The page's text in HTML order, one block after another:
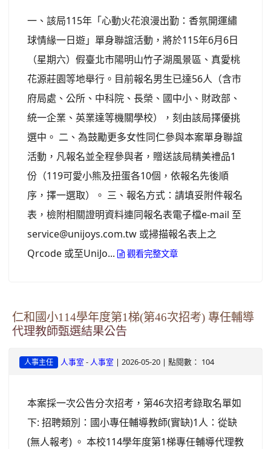
一、該局115年「心動火花浪漫出勤：香氛開運繡
球情緣一日遊」單身聯誼活動，將於115年6月6日
（星期六）假臺北市陽明山竹子湖風景區、真愛桃
花源莊園等地舉行。目前報名男生已達56人（含市
府局處、公所、中科院、長榮、國中小、財政部、
統一企業、英業達等機關學校），刻由該局擇優挑
選中。 二、為鼓勵更多女性同仁參與本案單身聯誼
活動，凡報名並全程參與者，贈送該局精美禮品1
份（119可愛小熊及扭蛋各10個，依報名先後順
序，擇一選取）。 三、報名方式：請填妥附件報名
表，檢附相關證明資料連同報名表電子檔e-mail 至
service@unijoys.com.tw 或掃描報名表上之
Qrcode 或至UniJo...
觀看完整文章
仁和國小114學年度第1梯(第46次招考) 專任輔導
代理教師甄選結果公告
人事主任 人事室 - 人事室 | 2026-05-20 | 點閱數： 104
本案採一次公告分次招考，第46次招考錄取名單如
下: 招聘類別：國小專任輔導教師(實缺)1人：從缺
(無人報考) 。 本校114學年度第1梯專任輔導代理教